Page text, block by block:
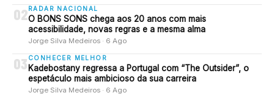
02 RADAR NACIONAL
O BONS SONS chega aos 20 anos com mais
acessibilidade, novas regras e a mesma alma
Jorge Silva Medeiros · 6 Ago
03 CONHECER MELHOR
Kadebostany regressa a Portugal com “The Outsider”, o
espetáculo mais ambicioso da sua carreira
Jorge Silva Medeiros · 6 Ago